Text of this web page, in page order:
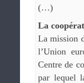
(…)
La
La mission
l’Union
Centre de
par lequel